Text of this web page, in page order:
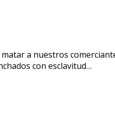
a nuestros
con esclavitud…